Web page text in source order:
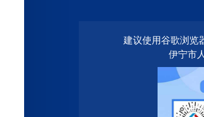
建议使用谷歌浏览
伊宁市